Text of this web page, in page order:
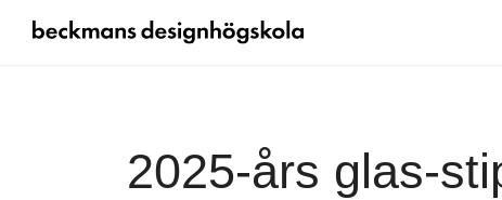
2025-års glas-